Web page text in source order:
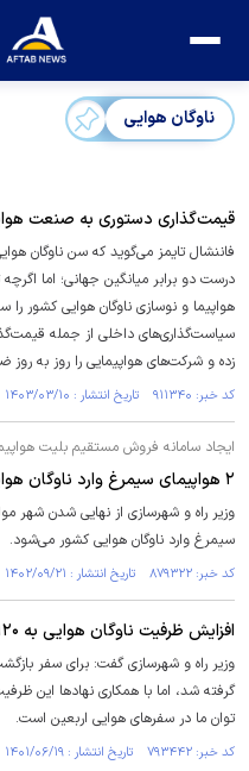
ناوگان هوایی
قیمت‌گذاری دستوری به صنعت
درست دو برابر میانگین جهانی؛ اما
هواپیما و نوسازی ناوگان هوایی کشور
سیاست‌گذاری‌های داخلی از جمله
زده و شرکت‌های هواپیمایی را روز به
کد خبر: ۹۱۱۳۴۰ تاریخ انتشار : ۱۴۰۳/۰۳/۱۰
ایجاد سامانه فروش مستقیم بلیت
۲ هواپیمای سیمرغ وارد ناوگان هوایی می‌شود
وزیر راه و شهرسازی از نهایی شدن شهر
سیمرغ وارد ناوگان هوایی کشور می‌شود.
کد خبر: ۸۷۹۳۲۲ تاریخ انتشار : ۱۴۰۲/۰۹/۲۱
افزایش ظرفیت ناوگان هوایی به ۱۲۰ هزار نفر برای بازگشت زوار اربعین
وزیر راه و شهرسازی گفت: برای سفر
توان ما در سفر‌های هوایی اربعین است.
کد خبر: ۷۹۳۴۴۲ تاریخ انتشار : ۱۴۰۱/۰۶/۱۹